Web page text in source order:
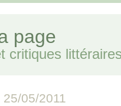
page
critiques
25/05/2011